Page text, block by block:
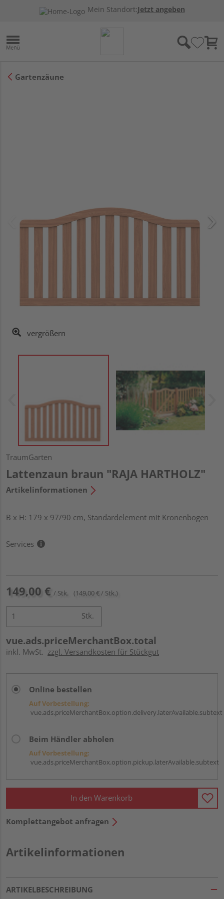
Mein Standort:Jetzt angeben
Gartenzäune
vergrößern
TraumGarten
Lattenzaun braun "RAJA HARTHOLZ"
Artikelinformationen
B x H: 179 x 97/90 cm, Standardelement mit Kronenbogen
Services
149,00 € / Stk. (149,00 € / Stk.)
Stk.
vue.ads.priceMerchantBox.total
inkl. MwSt. zzgl. Versandkosten für Stückgut
Online bestellen
Auf Vorbestellung:
vue.ads.priceMerchantBox.option.delivery.laterAvailable.subtext
Beim Händler abholen
Auf Vorbestellung:
vue.ads.priceMerchantBox.option.pickup.laterAvailable.subtext
In den Warenkorb
Komplettangebot anfragen
Artikelinformationen
ARTIKELBESCHREIBUNG